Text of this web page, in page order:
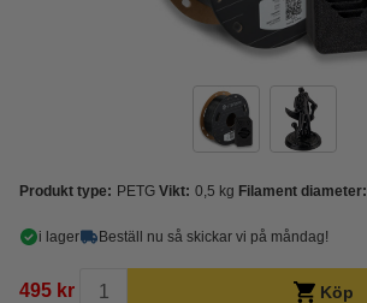
Produkt type: PETG Vikt: 0,5 kg Filament diameter:
i lager Beställ nu så skickar vi på måndag!
495 kr Köp